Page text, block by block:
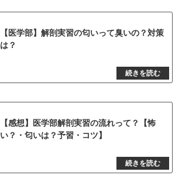
【医学部】解剖実習の匂いって臭いの？対策
は？
【感想】医学部解剖実習の流れって？【怖
い？・匂いは？予習・コツ】